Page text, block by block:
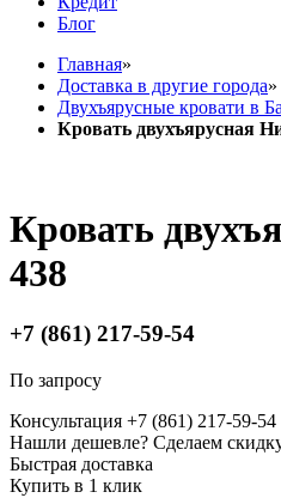
Блог
Главная»
Доставка в другие города»
Двухъярусные кровати в
Кровать двухъярусная
Кровать
438
+7 (861) 217-59-54
По запросу
Консультация +7 (861) 217-59-54
Нашли дешевле? Сделаем
Быстрая доставка
Купить в 1 клик